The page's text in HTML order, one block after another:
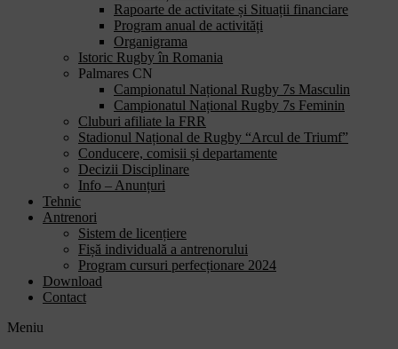
Rapoarte de activitate și Situații financiare
Program anual de activități
Organigrama
Istoric Rugby în Romania
Palmares CN
Campionatul Național Rugby 7s Masculin
Campionatul Național Rugby 7s Feminin
Cluburi afiliate la FRR
Stadionul Național de Rugby “Arcul de Triumf”
Conducere, comisii și departamente
Decizii Disciplinare
Info – Anunțuri
Tehnic
Antrenori
Sistem de licențiere
Fișă individuală a antrenorului
Program cursuri perfecționare 2024
Download
Contact
Meniu